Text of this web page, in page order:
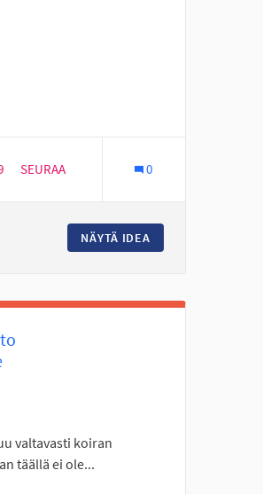
SEDUUN
SEDU ICT:LTÄ JOUPIN CITYMARKETIN
19 SEURAAJAA
SEURAA 0
NÄYTÄ IDEA
valtavasti koiran
täällä ei ole...